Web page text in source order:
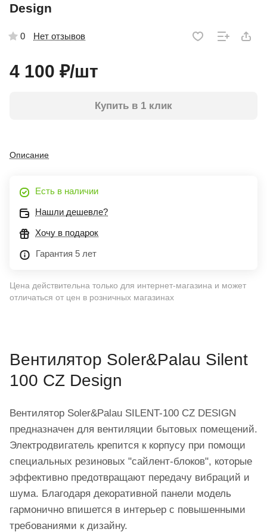
Design
0 Нет отзывов
4 100 ₽/шт
Купить в 1 клик
Описание
Есть в наличии
Нашли дешевле?
Хочу в подарок
Гарантия 5 лет
Цена действительна только для интернет-магазина и может
отличаться от цен в розничных магазинах
Вентилятор Soler&Palau Silent
100 CZ Design
Вентилятор Soler&Palau SILENT-100 CZ DESIGN
предназначен для вентиляции бытовых помещений.
Электродвигатель крепится к корпусу при помощи
специальных резиновых "сайлент-блоков", которые
эффективно предотвращают передачу вибраций и
шума. Благодаря декоративной панели модель
гармонично впишется в интерьер с повышенными
требованиями к дизайну.